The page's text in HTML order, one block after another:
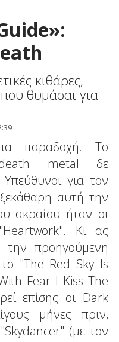
κιθάρες,
θυμάσαι για
παραδοχή. Το
death metal δε
για τον
αυτή την
ακραίου ήταν οι
Κι ας
προηγούμενη
"The Red Sky Is
Fear I Kiss The
επίσης οι Dark
μήνες πριν,
(με τον